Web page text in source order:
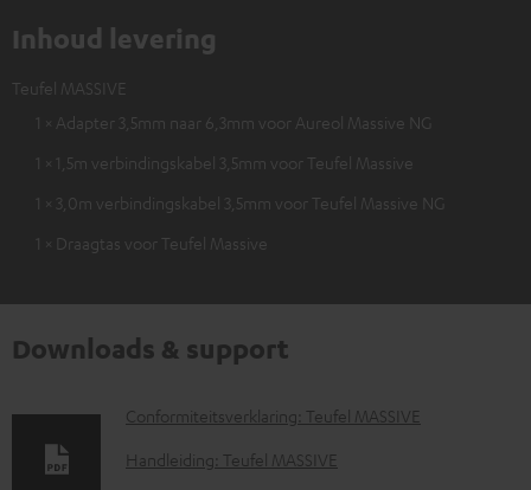
Inhoud levering
Teufel MASSIVE
1 × Adapter 3,5mm naar 6,3mm voor Aureol Massive NG
1 × 1,5m verbindingskabel 3,5mm voor Teufel Massive
1 × 3,0m verbindingskabel 3,5mm voor Teufel Massive NG
1 × Draagtas voor Teufel Massive
Downloads & support
D
o
Conformiteitsverklaring: Teufel MASSIVE
Handleiding: Teufel MASSIVE